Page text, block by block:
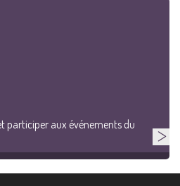
participer aux événements du